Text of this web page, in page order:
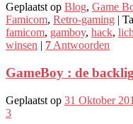
Geplaatst op Blog, Game
Famicom, Retro-gaming |
famicom, gamboy, hack,
winsen | 7 Antwoorden
GameBoy : de
Geplaatst op 31 Oktober
3